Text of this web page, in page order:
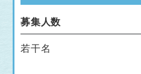
募集人数
若干名